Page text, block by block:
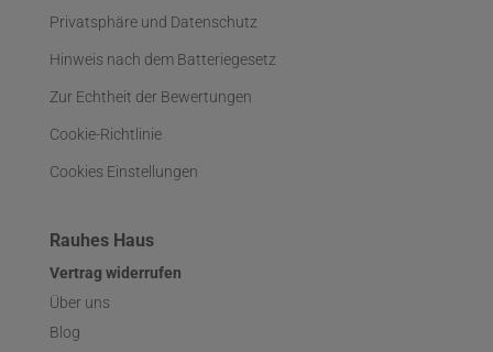
Privatsphäre und Datenschutz
Hinweis nach dem Batteriegesetz
Zur Echtheit der Bewertungen
Cookie-Richtlinie
Cookies Einstellungen
Rauhes Haus
Vertrag widerrufen
Über uns
Blog